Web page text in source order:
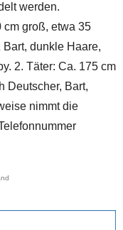
werden.
cm groß, etwa 35
dunkle Haare,
2. Täter: Ca. 175 cm
Deutscher, Bart,
nimmt die